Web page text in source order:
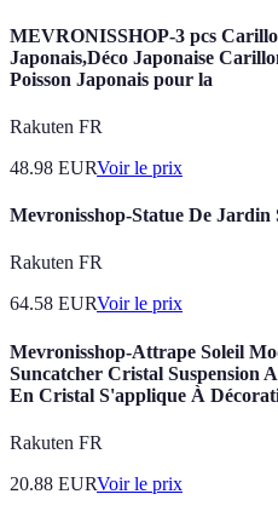
MEVRONISSHOP-3 pcs
Japonais,Déco Japonaise
Poisson Japonais pour la
Rakuten FR
48.98 EURVoir le prix
Mevronisshop-Statue De Jardin
Rakuten FR
64.58 EURVoir le prix
Mevronisshop-Attrape Soleil
Suncatcher Cristal Suspension
En Cristal S'applique À
Rakuten FR
20.88 EURVoir le prix